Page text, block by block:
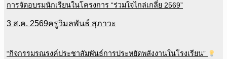
การจัดอบรมนักเรียนในโครงการ “ร่วมใจไกล่เกลี่ย 2569”
3 ส.ค. 2569ครูวิมลพันธ์ สุภาวะ
“กิจกรรมรณรงค์ประชาสัมพันธ์การประหยัดพลังงานในโรงเรียน”